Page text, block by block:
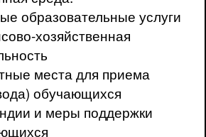
образовательные услуги
хозяйственная
места для приема
обучающихся
и меры поддержки